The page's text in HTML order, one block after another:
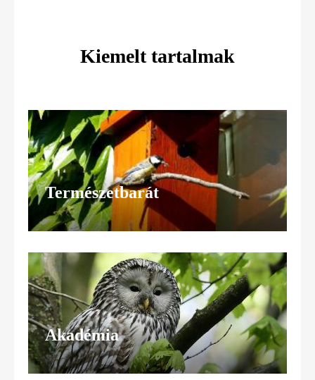
Kiemelt tartalmak
Természetbarát
Akadémia